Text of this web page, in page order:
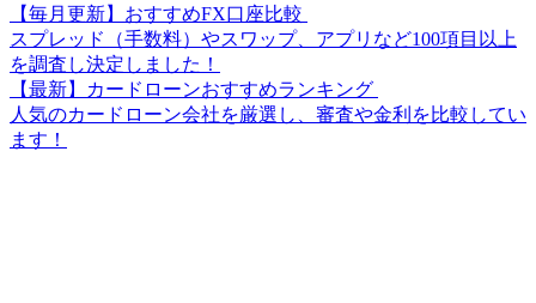
【毎月更新】おすすめFX口座比較
スプレッド（手数料）やスワップ、アプリなど100項目以上
を調査し決定しました！
【最新】カードローンおすすめランキング
人気のカードローン会社を厳選し、審査や金利を比較してい
ます！